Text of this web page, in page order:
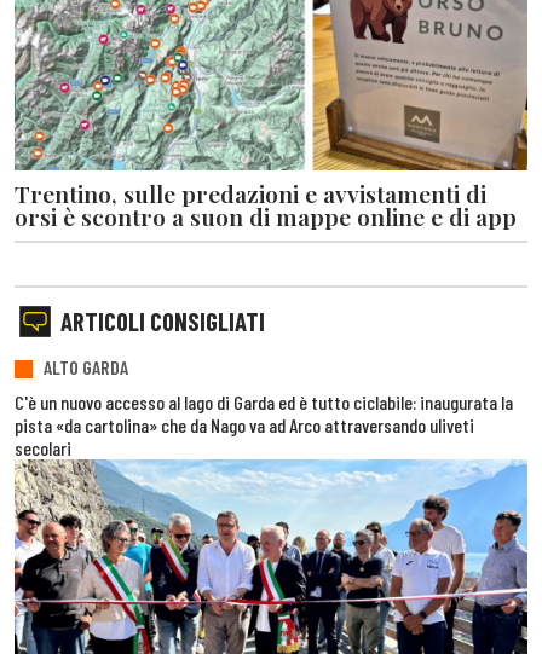
Trentino, sulle predazioni e avvistamenti di
orsi è scontro a suon di mappe online e di app
ARTICOLI CONSIGLIATI
ALTO GARDA
C'è un nuovo accesso al lago di Garda ed è tutto ciclabile: inaugurata la
pista «da cartolina» che da Nago va ad Arco attraversando uliveti
secolari